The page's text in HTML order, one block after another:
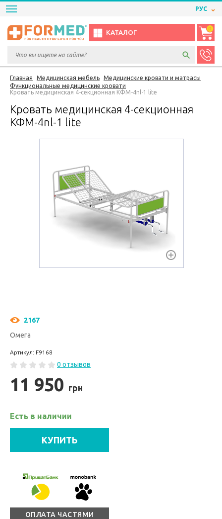
РУС
КАТАЛОГ
0
Главная Медицинская мебель
Медицинские кровати и матрасы
Функциональные медицинские кровати
Кровать медицинская 4-секционная КФМ-4nl-1 lite
Кровать медицинская 4-секционная
КФМ-4nl-1 lite
2167
Омега
Артикул: F9168
0 отзывов
11 950 грн
Есть в наличии
КУПИТЬ
ОПЛАТА ЧАСТЯМИ